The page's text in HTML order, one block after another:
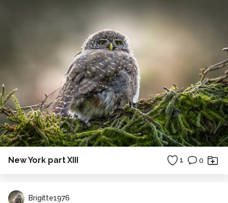
New York part XIII 1 0
Brigitte1976